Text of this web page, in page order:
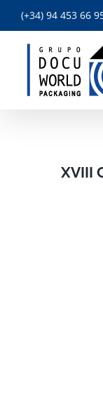
to
(+34) 94 453 66
XVIII